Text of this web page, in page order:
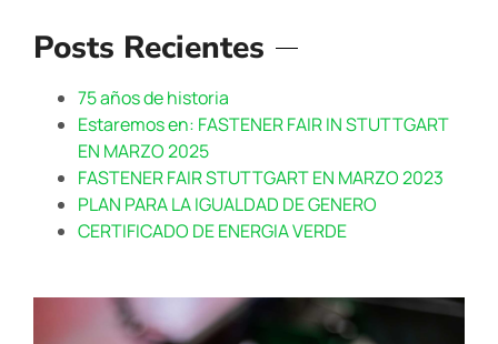
Posts Recientes
75 años de historia
Estaremos en: FASTENER FAIR IN STUTTGART
EN MARZO 2025
FASTENER FAIR STUTTGART EN MARZO 2023
PLAN PARA LA IGUALDAD DE GENERO
CERTIFICADO DE ENERGIA VERDE